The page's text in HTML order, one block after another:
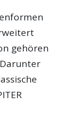
gehören